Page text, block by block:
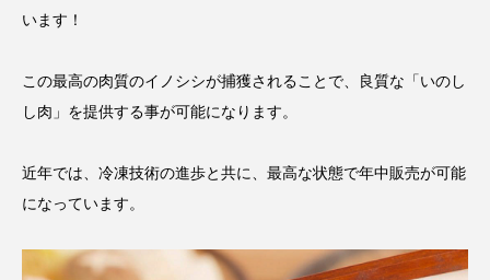
います！
この最高の肉質のイノシシが捕獲されることで、良質な「いのし
し肉」を提供する事が可能になります。
近年では、冷凍技術の進歩と共に、最高な状態で年中販売が可能
になっています。